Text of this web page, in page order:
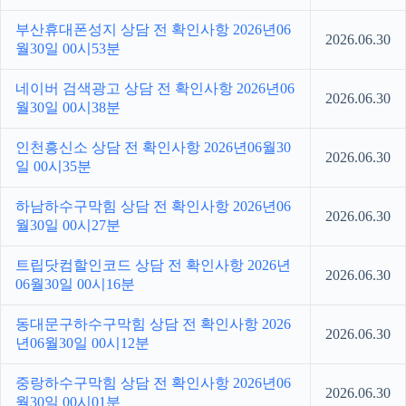
부산휴대폰성지 상담 전 확인사항 2026년06
월30일 00시53분
2026.06.30
네이버 검색광고 상담 전 확인사항 2026년06
월30일 00시38분
2026.06.30
인천흥신소 상담 전 확인사항 2026년06월30
일 00시35분
2026.06.30
하남하수구막힘 상담 전 확인사항 2026년06
월30일 00시27분
2026.06.30
트립닷컴할인코드 상담 전 확인사항 2026년
06월30일 00시16분
2026.06.30
동대문구하수구막힘 상담 전 확인사항 2026
년06월30일 00시12분
2026.06.30
중랑하수구막힘 상담 전 확인사항 2026년06
월30일 00시01분
2026.06.30